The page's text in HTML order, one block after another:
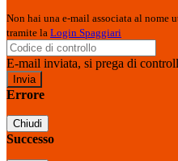
Non hai una e-mail associata al nome
tramite la Login Spaggiari
E-mail inviata, si prega di
Errore
Chiudi
Successo